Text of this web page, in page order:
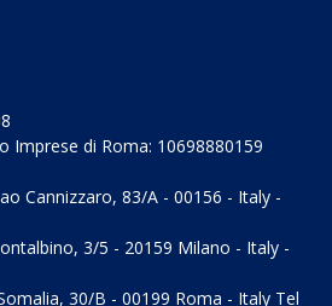
Imprese di Roma: 10698880159
Cannizzaro, 83/A - 00156 - Italy -
3/5 - 20159 Milano - Italy -
30/B - 00199 Roma - Italy Tel